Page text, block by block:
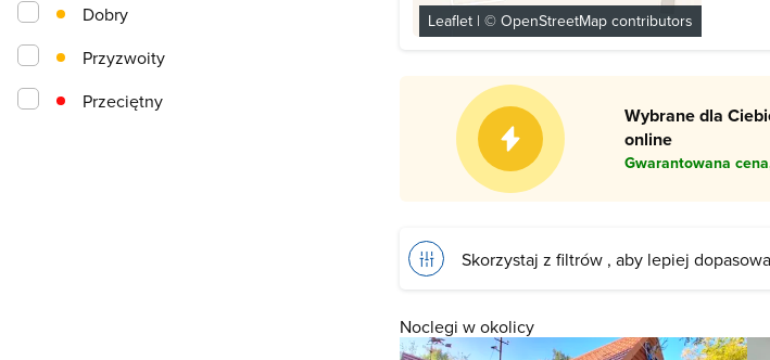
Leaflet | ©OpenStreetMap contributors
Wybrane dla
online
Gwarantowana
Skorzystaj z filtrów , aby lepiej
Noclegi w okolicy
Przeciętny
Przyzwoity
Dobry